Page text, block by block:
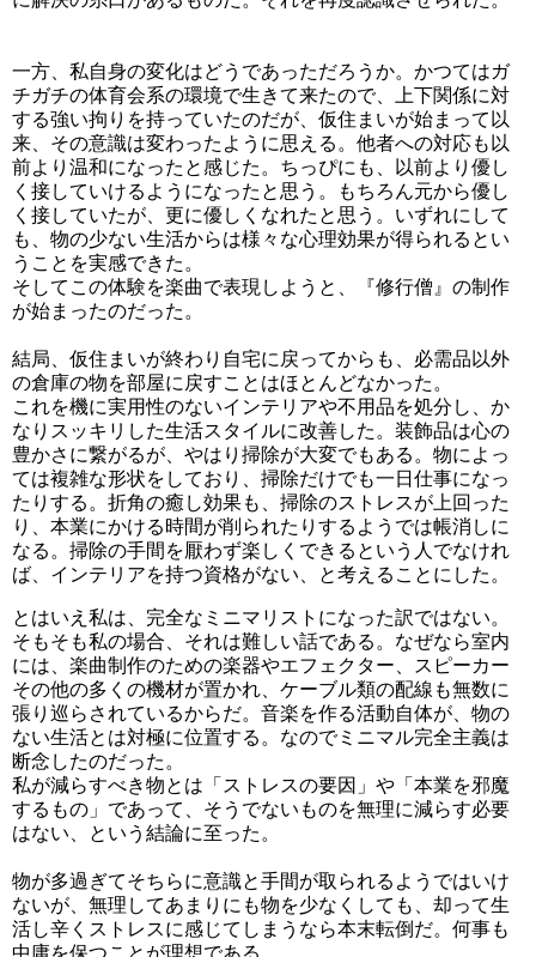
一方、私自身の変化はどうであっただろうか。かつてはガ
チガチの体育会系の環境で生きて来たので、上下関係に対
する強い拘りを持っていたのだが、仮住まいが始まって以
来、その意識は変わったように思える。他者への対応も以
前より温和になったと感じた。ちっぴにも、以前より優し
く接していけるようになったと思う。もちろん元から優し
く接していたが、更に優しくなれたと思う。いずれにして
も、物の少ない生活からは様々な心理効果が得られるとい
うことを実感できた。
そしてこの体験を楽曲で表現しようと、『修行僧』の制作
が始まったのだった。
結局、仮住まいが終わり自宅に戻ってからも、必需品以外
の倉庫の物を部屋に戻すことはほとんどなかった。
これを機に実用性のないインテリアや不用品を処分し、か
なりスッキリした生活スタイルに改善した。装飾品は心の
豊かさに繋がるが、やはり掃除が大変でもある。物によっ
ては複雑な形状をしており、掃除だけでも一日仕事になっ
たりする。折角の癒し効果も、掃除のストレスが上回った
り、本業にかける時間が削られたりするようでは帳消しに
なる。掃除の手間を厭わず楽しくできるという人でなけれ
ば、インテリアを持つ資格がない、と考えることにした。
とはいえ私は、完全なミニマリストになった訳ではない。
そもそも私の場合、それは難しい話である。なぜなら室内
には、楽曲制作のための楽器やエフェクター、スピーカー
その他の多くの機材が置かれ、ケーブル類の配線も無数に
張り巡らされているからだ。音楽を作る活動自体が、物の
ない生活とは対極に位置する。なのでミニマル完全主義は
断念したのだった。
私が減らすべき物とは「ストレスの要因」や「本業を邪魔
するもの」であって、そうでないものを無理に減らす必要
はない、という結論に至った。
物が多過ぎてそちらに意識と手間が取られるようではいけ
ないが、無理してあまりにも物を少なくしても、却って生
活し辛くストレスに感じてしまうなら本末転倒だ。何事も
中庸を保つことが理想である。